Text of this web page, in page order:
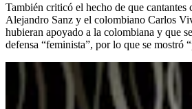
También criticó el hecho de que cantantes
Alejandro Sanz y el colombiano Carlos
hubieran apoyado a la colombiana y que
defensa “feminista”, por lo que se mostró